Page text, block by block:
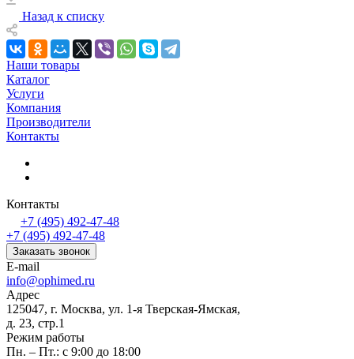
Назад к списку
Наши товары
Каталог
Услуги
Компания
Производители
Контакты
Контакты
+7 (495) 492-47-48
+7 (495) 492-47-48
Заказать звонок
E-mail
info@ophimed.ru
Адрес
125047, г. Москва, ул. 1-я Тверская-Ямская,
д. 23, стр.1
Режим работы
Пн. – Пт.: с 9:00 до 18:00